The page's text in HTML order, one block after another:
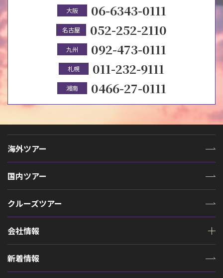
大阪 06-6343-0111
名古屋 052-252-2110
九州 092-473-0111
札幌 011-232-9111
湘南 0466-27-0111
海外ツアー
国内ツアー
クルーズツアー
会社情報
新着情報